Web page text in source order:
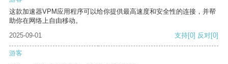
这款加速器VPM应用程序可以给你提供最高速度和安全性的连接，并帮
助你在网络上自由移动。
2025-09-01
支持[0] 反对[0]
游客